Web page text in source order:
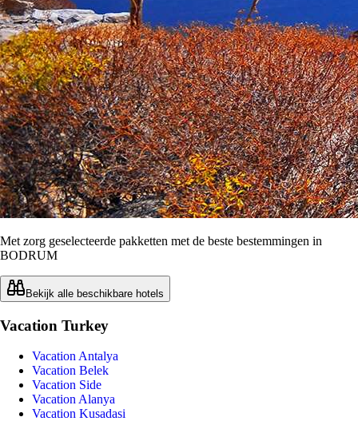
Met zorg geselecteerde pakketten met de beste bestemmingen in
BODRUM
Bekijk alle beschikbare hotels
Vacation Turkey
Vacation Antalya
Vacation Belek
Vacation Side
Vacation Alanya
Vacation Kusadasi